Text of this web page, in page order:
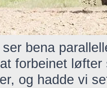
ser bena
forbeinet
og hadde vi